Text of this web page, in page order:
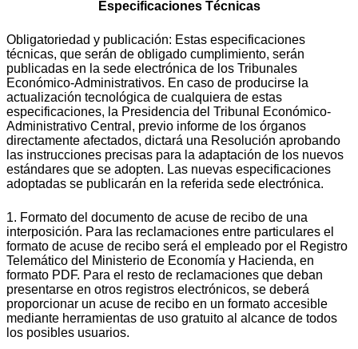
Especificaciones Técnicas
Obligatoriedad y publicación: Estas especificaciones
técnicas, que serán de obligado cumplimiento, serán
publicadas en la sede electrónica de los Tribunales
Económico-Administrativos. En caso de producirse la
actualización tecnológica de cualquiera de estas
especificaciones, la Presidencia del Tribunal Económico-
Administrativo Central, previo informe de los órganos
directamente afectados, dictará una Resolución aprobando
las instrucciones precisas para la adaptación de los nuevos
estándares que se adopten. Las nuevas especificaciones
adoptadas se publicarán en la referida sede electrónica.
1. Formato del documento de acuse de recibo de una
interposición. Para las reclamaciones entre particulares el
formato de acuse de recibo será el empleado por el Registro
Telemático del Ministerio de Economía y Hacienda, en
formato PDF. Para el resto de reclamaciones que deban
presentarse en otros registros electrónicos, se deberá
proporcionar un acuse de recibo en un formato accesible
mediante herramientas de uso gratuito al alcance de todos
los posibles usuarios.